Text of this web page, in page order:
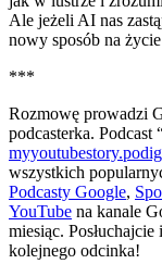
Ale jeżeli AI nas
nowy sposób na
***
Rozmowę prowadzi
podcasterka. Podcast
wszystkich
Podcasty Google,
YouTube na kanale
miesiąc.
kolejnego odcinka!